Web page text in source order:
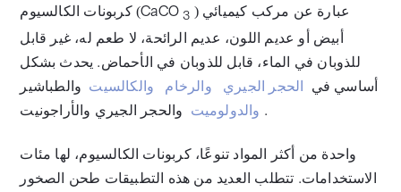
كربونات الكالسيوم (CaCO 3 ) عبارة عن مركب كيميائي
أبيض أو عديم اللون، عديم الرائحة، لا طعم له، غير قابل
للذوبان في الماء، قابل للذوبان في الأحماض. يحدث بشكل
أساسي في الحجر الجيري والرخام والكالسيت والطباشير
والدولوميت والحجر الجيري والأراجونيت.
واحدة من أكثر المواد تنوعًا، كربونات الكالسيوم، لها مئات
الاستخدامات. تتطلب العديد من هذه التطبيقات طحن الصخور